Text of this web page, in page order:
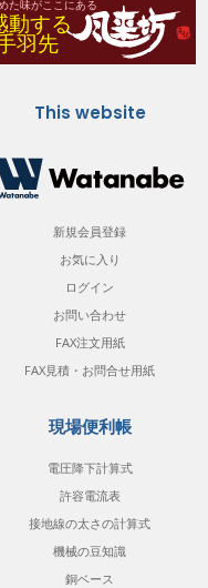
This website
新規会員登録
お気に入り
ログイン
お問い合わせ
FAX注文用紙
FAX見積・お問合せ用紙
現場便利帳
電圧降下計算式
許容電流表
接地線の太さの計算式
機械の豆知識
銅ベース